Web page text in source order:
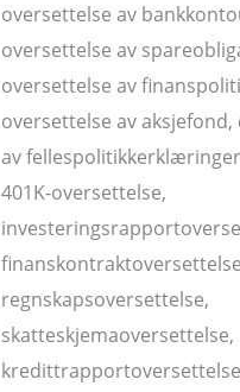
oversettelse av
oversettelse av
oversettelse av
oversettelse av
av fellespolitikkerklæringer
401K-oversettelse,
finanskontraktoversettelse
regnskapsoversettelse,
skatteskjemaoversettelse,